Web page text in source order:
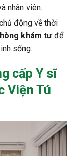
nhân viên.
động về thời
khám tưđể
sống.
cấp Y sĩ
Viện Tú